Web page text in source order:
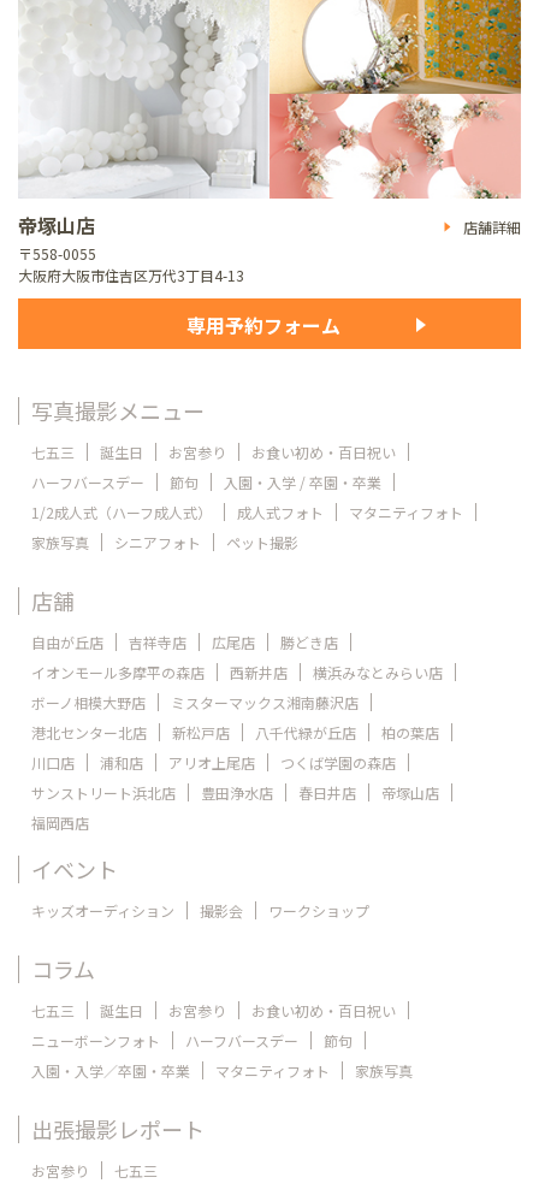
帝塚山店
店舗詳細
〒558-0055
大阪府大阪市住吉区万代3丁目4-13
専用予約フォーム
写真撮影メニュー
七五三 誕生日 お宮参り
お食い初め・百日祝い
ハーフバースデー
節句
入園・入学 / 卒園・卒業
1/2成人式（ハーフ成人式）
成人式フォト
マタニティフォト
家族写真
シニアフォト ペット撮影
店舗
自由が丘店 吉祥寺店 広尾店
勝どき店
イオンモール多摩平の森店
西新井店
横浜みなとみらい店
ボーノ相模大野店
ミスターマックス湘南藤沢店
港北センター北店
新松戸店 八千代緑が丘店
柏の葉店
川口店
浦和店 アリオ上尾店
つくば学園の森店
サンストリート浜北店
豊田浄水店 春日井店
帝塚山店
福岡西店
イベント
キッズオーディション 撮影会 ワークショップ
コラム
七五三 誕生日 お宮参り
お食い初め・百日祝い
ニューボーンフォト
ハーフバースデー
節句
入園・入学／卒園・卒業
マタニティフォト 家族写真
出張撮影レポート
お宮参り 七五三